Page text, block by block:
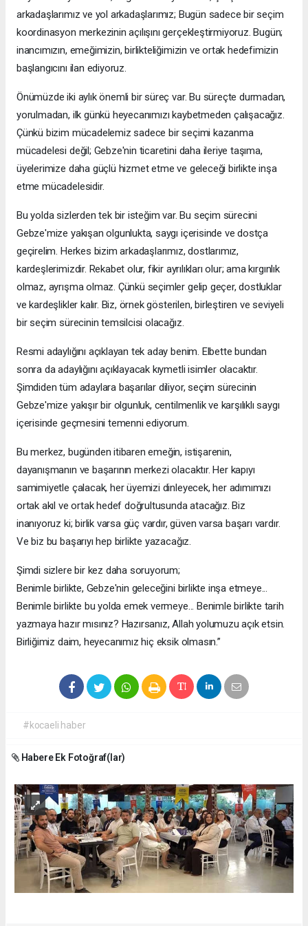
arkadaşlarımız ve yol arkadaşlarımız; Bugün sadece bir seçim
koordinasyon merkezinin açılışını gerçekleştirmiyoruz. Bugün;
inancımızın, emeğimizin, birlikteliğimizin ve ortak hedefimizin
başlangıcını ilan ediyoruz.
Önümüzde iki aylık önemli bir süreç var. Bu süreçte durmadan,
yorulmadan, ilk günkü heyecanımızı kaybetmeden çalışacağız.
Çünkü bizim mücadelemiz sadece bir seçimi kazanma
mücadelesi değil; Gebze'nin ticaretini daha ileriye taşıma,
üyelerimize daha güçlü hizmet etme ve geleceği birlikte inşa
etme mücadelesidir.
Bu yolda sizlerden tek bir isteğim var. Bu seçim sürecini
Gebze'mize yakışan olgunlukta, saygı içerisinde ve dostça
geçirelim. Herkes bizim arkadaşlarımız, dostlarımız,
kardeşlerimizdir. Rekabet olur, fikir ayrılıkları olur; ama kırgınlık
olmaz, ayrışma olmaz. Çünkü seçimler gelip geçer, dostluklar
ve kardeşlikler kalır. Biz, örnek gösterilen, birleştiren ve seviyeli
bir seçim sürecinin temsilcisi olacağız.
Resmi adaylığını açıklayan tek aday benim. Elbette bundan
sonra da adaylığını açıklayacak kıymetli isimler olacaktır.
Şimdiden tüm adaylara başarılar diliyor, seçim sürecinin
Gebze'mize yakışır bir olgunluk, centilmenlik ve karşılıklı saygı
içerisinde geçmesini temenni ediyorum.
Bu merkez, bugünden itibaren emeğin, istişarenin,
dayanışmanın ve başarının merkezi olacaktır. Her kapıyı
samimiyetle çalacak, her üyemizi dinleyecek, her adımımızı
ortak akıl ve ortak hedef doğrultusunda atacağız. Biz
inanıyoruz ki; birlik varsa güç vardır, güven varsa başarı vardır.
Ve biz bu başarıyı hep birlikte yazacağız.
Şimdi sizlere bir kez daha soruyorum;
Benimle birlikte, Gebze'nin geleceğini birlikte inşa etmeye...
Benimle birlikte bu yolda emek vermeye... Benimle birlikte tarih
yazmaya hazır mısınız? Hazırsanız, Allah yolumuzu açık etsin.
Birliğimiz daim, heyecanımız hiç eksik olmasın.”
#kocaeli haber
Habere Ek Fotoğraf(lar)